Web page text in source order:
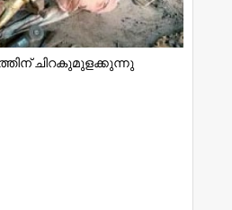
ചിറകുമുളക്കുന്നു